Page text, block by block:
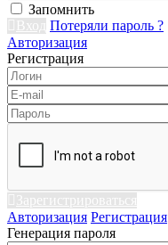
Запомнить
Вход
Потеряли пароль ?
Авторизация
Регистрация
Зарегистрироваться
Авторизация Регистрация
Генерация пароля